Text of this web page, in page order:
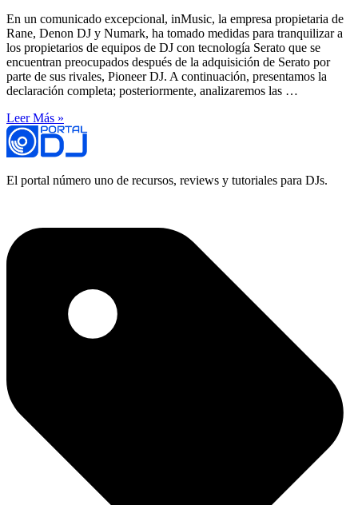
En un comunicado excepcional, inMusic, la empresa propietaria de
Rane, Denon DJ y Numark, ha tomado medidas para tranquilizar a
los propietarios de equipos de DJ con tecnología Serato que se
encuentran preocupados después de la adquisición de Serato por
parte de sus rivales, Pioneer DJ. A continuación, presentamos la
declaración completa; posteriormente, analizaremos las …
Leer Más »
El portal número uno de recursos, reviews y tutoriales para DJs.